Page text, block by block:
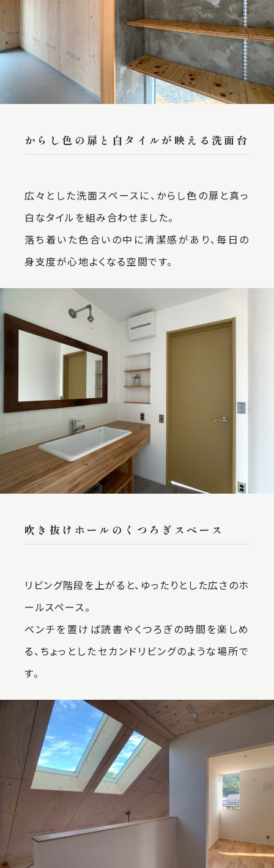
からし色の扉と白タイルが映える洗面台
広々とした洗面スペースに、からし色の扉と真っ
白なタイルを組み合わせました。
落ち着いた色合いの中に清潔感があり、毎日の
身支度が心地よくなる空間です。
吹き抜けホールのくつろぎスペース
リビング階段を上がると、ゆったりとした広さのホ
ールスペース。
ベンチを置けば読書やくつろぎの時間を楽しめ
る、ちょっとしたセカンドリビングのような場所で
す。